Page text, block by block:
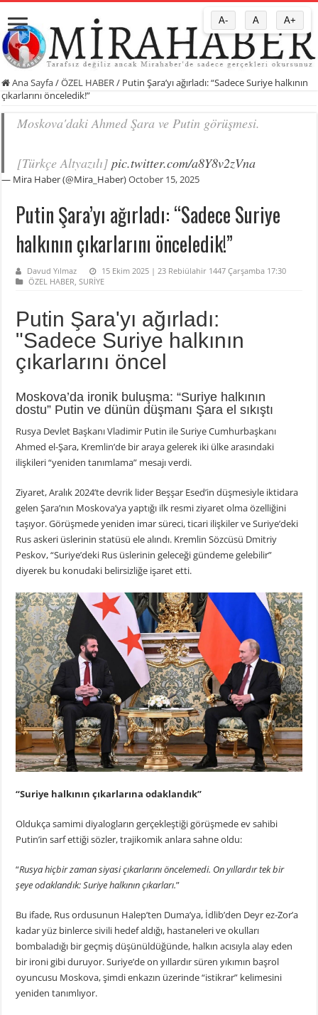
Ana Sayfa/ÖZEL HABER / Putin Şara’yı ağırladı: “Sadece Suriye halkının
çıkarlarını önceledik!”
Moskova'daki Ahmed Şara ve Putin görüşmesi.
[Türkçe Altyazılı]pic.twitter.com/a8Y8v2zVna
— Mira Haber (@Mira_Haber)October 15, 2025
Putin Şara’yı ağırladı: “Sadece Suriye
halkının çıkarlarını önceledik!”
Davud Yılmaz
15 Ekim 2025 | 23 Rebiülahir 1447 Çarşamba 17:30
ÖZEL HABER ,SURİYE
Putin Şara'yı ağırladı:
"Sadece Suriye halkının
çıkarlarını öncel
Moskova’da ironik buluşma: “Suriye halkının
dostu” Putin ve dünün düşmanı Şara el sıkıştı
Rusya Devlet Başkanı Vladimir Putin ile Suriye Cumhurbaşkanı
Ahmed el-Şara, Kremlin’de bir araya gelerek iki ülke arasındaki
ilişkileri “yeniden tanımlama” mesajı verdi.
Ziyaret, Aralık 2024’te devrik lider Beşşar Esed’in düşmesiyle iktidara
gelen Şara’nın Moskova’ya yaptığı ilk resmi ziyaret olma özelliğini
taşıyor. Görüşmede yeniden imar süreci, ticari ilişkiler ve Suriye’deki
Rus askeri üslerinin statüsü ele alındı. Kremlin Sözcüsü Dmitriy
Peskov, “Suriye’deki Rus üslerinin geleceği gündeme gelebilir”
diyerek bu konudaki belirsizliğe işaret etti.
“Suriye halkının çıkarlarına odaklandık”
Oldukça samimi diyalogların gerçekleştiği görüşmede ev sahibi
Putin’in sarf ettiği sözler, trajikomik anlara sahne oldu:
“Rusya hiçbir zaman siyasi çıkarlarını öncelemedi. On yıllardır tek bir
şeye odaklandık: Suriye halkının çıkarları.”
Bu ifade, Rus ordusunun Halep’ten Duma’ya, İdlib’den Deyr ez-Zor’a
kadar yüz binlerce sivili hedef aldığı, hastaneleri ve okulları
bombaladığı bir geçmiş düşünüldüğünde, halkın acısıyla alay eden
bir ironi gibi duruyor. Suriye’de on yıllardır süren yıkımın başrol
oyuncusu Moskova, şimdi enkazın üzerinde “istikrar” kelimesini
yeniden tanımlıyor.
A- A A+